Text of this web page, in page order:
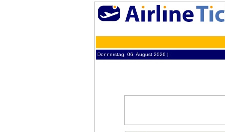
Donnerstag, 06. August 2026 ¦